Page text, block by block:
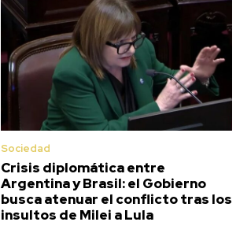
Sociedad
Crisis diplomática entre
Argentina y Brasil: el Gobierno
busca atenuar el conflicto tras los
insultos de Milei a Lula